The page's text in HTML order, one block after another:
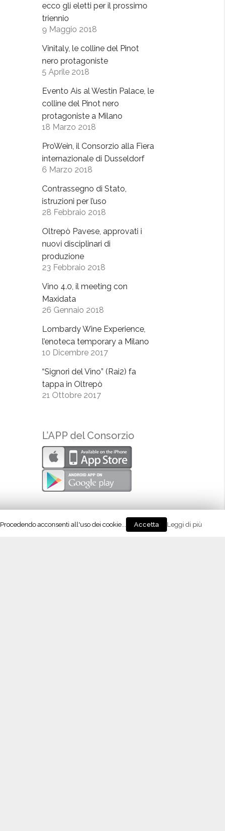
ecco gli eletti per il prossimo
triennio
9 Maggio 2018
Vinitaly, le colline del Pinot
nero protagoniste
5 Aprile 2018
Evento Ais al Westin Palace, le
colline del Pinot nero
protagoniste a Milano
18 Marzo 2018
ProWein, il Consorzio alla Fiera
internazionale di Dusseldorf
6 Marzo 2018
Contrassegno di Stato,
istruzioni per l’uso
28 Febbraio 2018
Oltrepò Pavese, approvati i
nuovi disciplinari di
produzione
23 Febbraio 2018
Vino 4.0, il meeting con
Maxidata
26 Gennaio 2018
Lombardy Wine Experience,
l’enoteca temporary a Milano
10 Dicembre 2017
“Signori del Vino” (Rai2) fa
tappa in Oltrepò
21 Ottobre 2017
L’APP del Consorzio
acconsenti all'uso dei cookie... Accetta Leggi di più